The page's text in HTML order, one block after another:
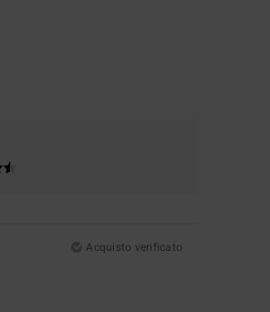
Acquisto verificato